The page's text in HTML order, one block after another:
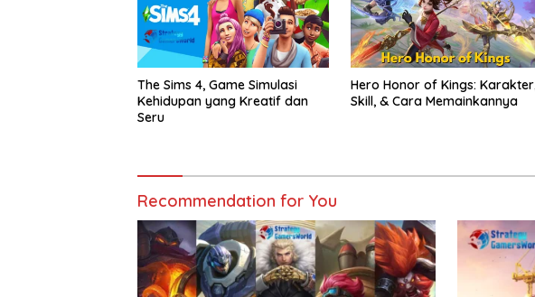
The Sims 4, Game Simulasi
Kehidupan yang Kreatif dan
Seru
Hero Honor of Kings:
Skill, & Cara Memainkannya
Recommendation for You